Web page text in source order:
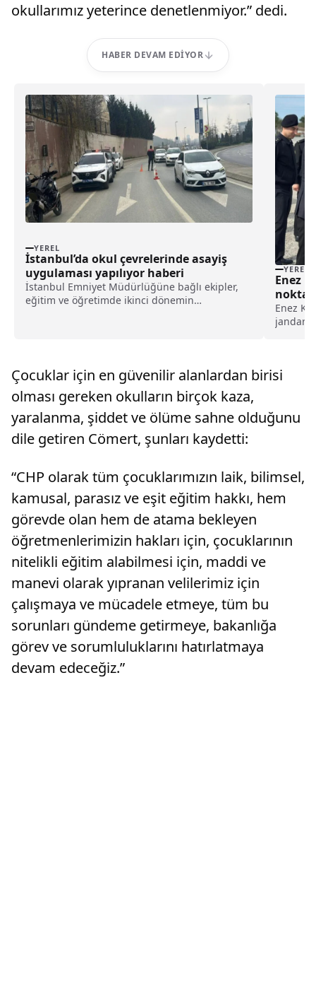
okullarımız yeterince denetlenmiyor.” dedi.
HABER DEVAM EDIYOR
YEREL
İstanbul’da okul çevrelerinde asayiş
uygulaması yapılıyor haberi
İstanbul Emniyet Müdürlüğüne bağlı ekipler,
eğitim ve öğretimde ikinci dönemin
YEREL
Enez
Enez
denetim
Çocuklar için en güvenilir alanlardan birisi
olması gereken okulların birçok kaza,
yaralanma, şiddet ve ölüme sahne olduğunu
dile getiren Cömert, şunları kaydetti:
“CHP olarak tüm çocuklarımızın laik, bilimsel,
kamusal, parasız ve eşit eğitim hakkı, hem
görevde olan hem de atama bekleyen
öğretmenlerimizin hakları için, çocuklarının
nitelikli eğitim alabilmesi için, maddi ve
manevi olarak yıpranan velilerimiz için
çalışmaya ve mücadele etmeye, tüm bu
sorunları gündeme getirmeye, bakanlığa
görev ve sorumluluklarını hatırlatmaya
devam edeceğiz.”